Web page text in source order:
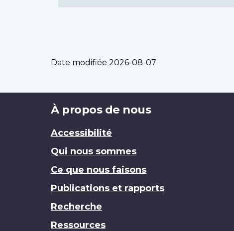
Date modifiée 2026-08-07
Brand
À propos de nous
Accessibilité
Qui nous sommes
Ce que nous faisons
Publications et rapports
Recherche
Ressources